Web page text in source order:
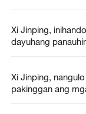
Xi Jinping,
dayuhang
Xi Jinping,
pakinggan ang